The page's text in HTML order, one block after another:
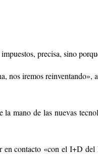
precisa, sino
nos iremos
mano de las nuevas
contacto «con el I+D